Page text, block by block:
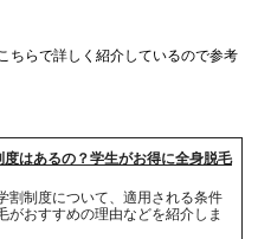
ちらで詳しく紹介しているので参考
はあるの？学生がお得に全身脱毛
割制度について、適用される条件
がおすすめの理由などを紹介しま